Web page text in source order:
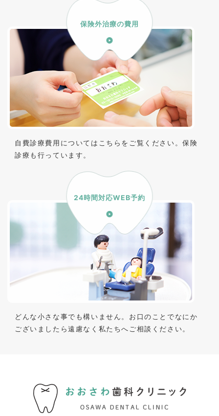
保険外治療の費用
自費診療費用についてはこちらをご覧ください。保険
診療も行っています。
24時間対応WEB予約
どんな小さな事でも構いません。お口のことでなにか
ございましたら遠慮なく私たちへご相談ください。